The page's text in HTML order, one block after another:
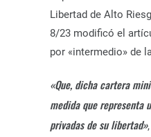
Libertad de Alto
8/23 modificó el
por «intermedio» de
«Que, dicha cartera
medida que representa
privadas de su libertad»